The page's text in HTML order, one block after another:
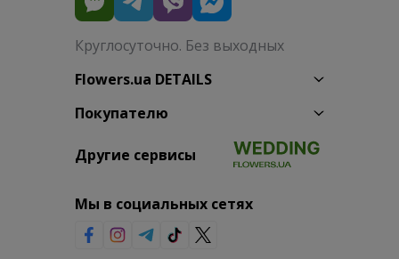
Круглосуточно. Без выходных
Flowers.ua DETAILS
Покупателю
Другие сервисы
Мы в социальных сетях